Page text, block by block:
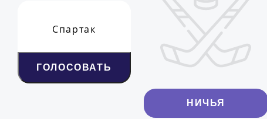
Спартак
ГОЛОСОВАТЬ
НИЧЬЯ